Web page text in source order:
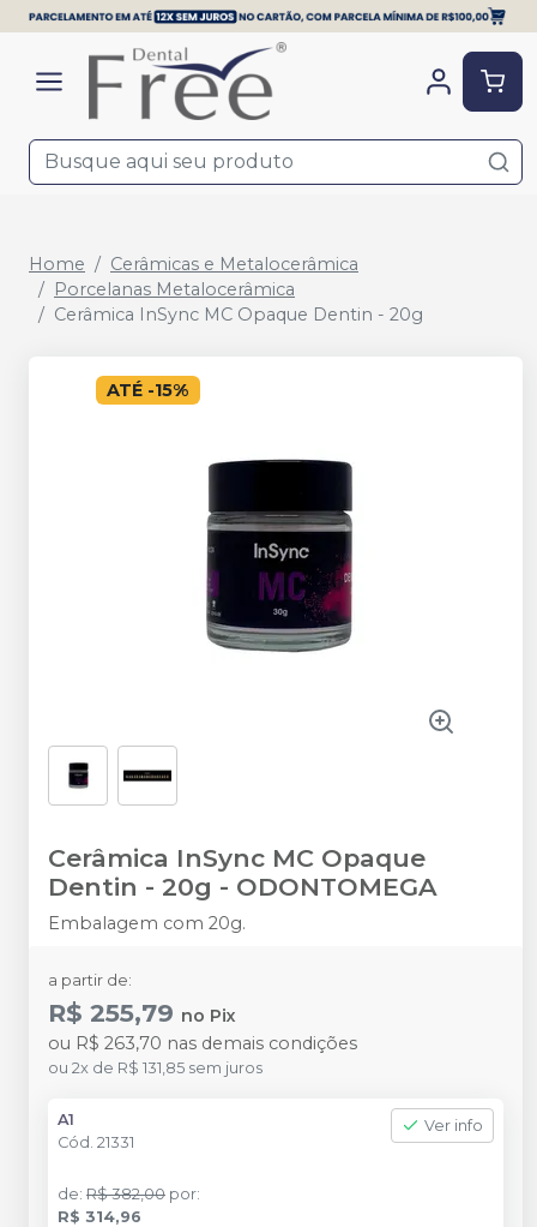
Home
Cerâmicas e Metalocerâmica
Porcelanas Metalocerâmica
Cerâmica InSync MC Opaque Dentin - 20g
ATÉ -15%
Cerâmica InSync MC Opaque
Dentin - 20g - ODONTOMEGA
Embalagem com 20g.
a partir de:
R$ 255,79 no Pix
ou R$ 263,70 nas demais condições
ou 2x de R$ 131,85 sem juros
A1
Cód. 21331
Ver info
de: R$ 382,00 por:
R$ 314,96